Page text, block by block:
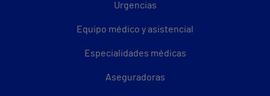
Urgencias
Equipo médico y asistencial
Especialidades médicas
Aseguradoras